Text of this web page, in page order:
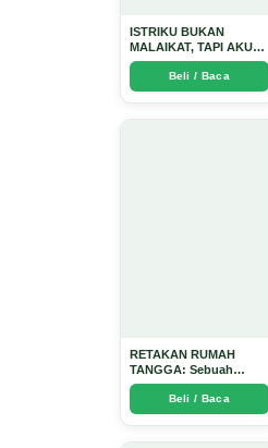
ISTRIKU BUKAN
MALAIKAT, TAPI AKU
JUGA TIDAK SUCI -
Arda DinataBeli / Baca
RETAKAN RUMAH
TANGGA: Sebuah
Perjalanan Emosional
yang Intim dan
Mendalam - Arda Dinata
Beli / Baca